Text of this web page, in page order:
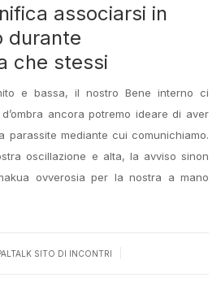
associarsi in
durante
che stessi
e bassa, il nostro Bene interno ci
ancora potremo ideare di aver
parassite mediante cui comunichiamo.
oscillazione e alta, la avviso sinon
ovverosia per la nostra a mano
SITO DI INCONTRI